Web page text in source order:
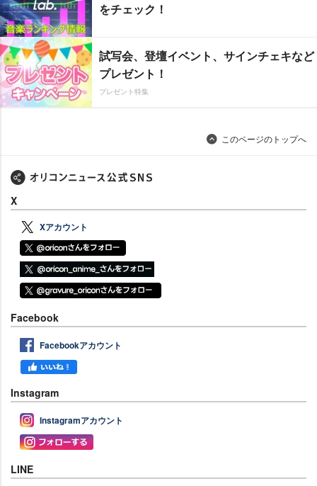
をチェック！
試写会、登壇イベント、サインチェキなど
プレゼント！
プレゼント特集
このページのトップへ
X
Xアカウント
Facebook
Facebookアカウント
Instagram
Instagramアカウント
LINE